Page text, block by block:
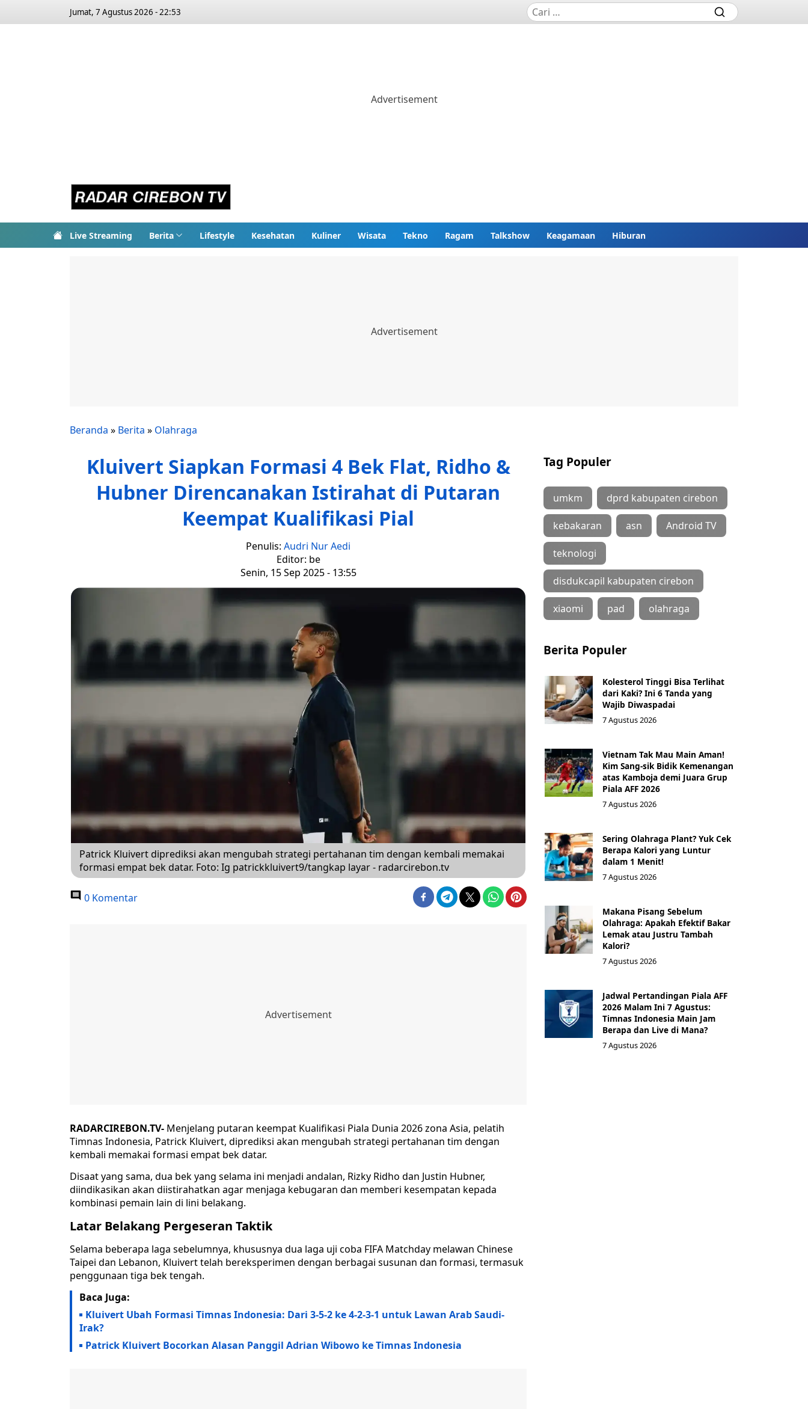
Jumat, 7 Agustus 2026 - 22:53
Live Streaming Berita Lifestyle Kesehatan Kuliner Wisata Tekno Ragam Talkshow Keagamaan Hiburan
Beranda » Berita » Olahraga
Kluivert Siapkan Formasi 4 Bek Flat, Ridho &
Hubner Direncanakan Istirahat di Putaran
Keempat Kualifikasi Pial
Penulis: Audri Nur Aedi
Editor: be
Senin, 15 Sep 2025 - 13:55
Patrick Kluivert diprediksi akan mengubah strategi pertahanan tim dengan kembali memakai
formasi empat bek datar. Foto: Ig patrickkluivert9/tangkap layar - radarcirebon.tv
0 Komentar
RADARCIREBON.TV- Menjelang putaran keempat Kualifikasi Piala Dunia 2026 zona Asia, pelatih
Timnas Indonesia, Patrick Kluivert, diprediksi akan mengubah strategi pertahanan tim dengan
kembali memakai formasi empat bek datar.
Disaat yang sama, dua bek yang selama ini menjadi andalan, Rizky Ridho dan Justin Hubner,
diindikasikan akan diistirahatkan agar menjaga kebugaran dan memberi kesempatan kepada
kombinasi pemain lain di lini belakang.
Latar Belakang Pergeseran Taktik
Selama beberapa laga sebelumnya, khususnya dua laga uji coba FIFA Matchday melawan Chinese
Taipei dan Lebanon, Kluivert telah bereksperimen dengan berbagai susunan dan formasi, termasuk
penggunaan tiga bek tengah.
Baca Juga:
Kluivert Ubah Formasi Timnas Indonesia: Dari 3-5-2 ke 4-2-3-1 untuk Lawan Arab Saudi-
Irak?
Patrick Kluivert Bocorkan Alasan Panggil Adrian Wibowo ke Timnas Indonesia
Tag Populer
umkm dprd kabupaten cirebon
kebakaran asn Android TV
teknologi
disdukcapil kabupaten cirebon
xiaomi pad olahraga
Berita Populer
Kolesterol Tinggi Bisa Terlihat
dari Kaki? Ini 6 Tanda yang
Wajib Diwaspadai
7 Agustus 2026
Vietnam Tak Mau Main Aman!
Kim Sang-sik Bidik Kemenangan
atas Kamboja demi Juara Grup
Piala AFF 2026
7 Agustus 2026
Sering Olahraga Plant? Yuk Cek
Berapa Kalori yang Luntur
dalam 1 Menit!
7 Agustus 2026
Makana Pisang Sebelum
Olahraga: Apakah Efektif Bakar
Lemak atau Justru Tambah
Kalori?
7 Agustus 2026
Jadwal Pertandingan Piala AFF
2026 Malam Ini 7 Agustus:
Timnas Indonesia Main Jam
Berapa dan Live di Mana?
7 Agustus 2026